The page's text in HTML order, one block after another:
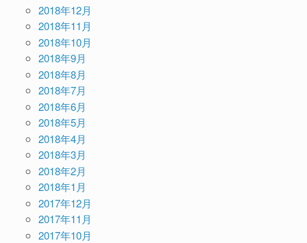
2018年12月
2018年11月
2018年10月
2018年9月
2018年8月
2018年7月
2018年6月
2018年5月
2018年4月
2018年3月
2018年2月
2018年1月
2017年12月
2017年11月
2017年10月